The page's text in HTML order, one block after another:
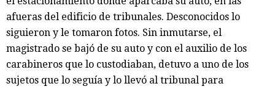
afueras del edificio de tribunales. Desconocidos lo
siguieron y le tomaron fotos. Sin inmutarse, el
magistrado se bajó de su auto y con el auxilio de los
carabineros que lo custodiaban, detuvo a uno de los
sujetos que lo seguía y lo llevó al tribunal para